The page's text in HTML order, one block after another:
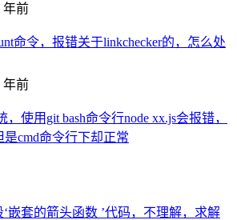
年前
命令，报错关于linkchecker的，怎么处
年前
使用git bash命令行node xx.js会报错，
是cmd命令行下却正常
嵌套的箭头函数 ’代码，不理解，求解